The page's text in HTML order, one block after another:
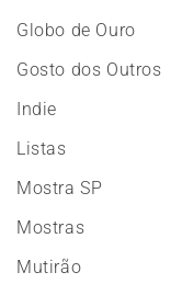
Globo de Ouro
Gosto dos Outros
Indie
Listas
Mostra SP
Mostras
Mutirão